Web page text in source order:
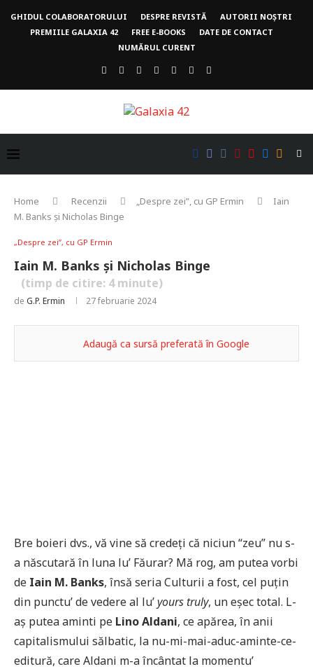
GHIDUL COLABORATORULUI DESPRE REVISTĂ
AUTORII NOȘTRI
PREMIILE GALAXIA 42
FREE E-BOOKS
DATE DE CONTACT
NUMĂRUL CURENT
Home Recenzii „Despre zei”, cu GP Ermin
Iain
M. Banks și Nicholas Binge
„Despre zei”, cu GP Ermin
Iain M. Banks și Nicholas Binge
(timp de citire: 4minute)
de G.P. Ermin 27 februarie 2024
Adaugă ca sursă preferată în Google
Bre boieri dvs., vă vine să credeți că niciun “zeu” nu s-
a născutară în luna lu’ Făurar? Mă rog, am putea vorbi
de Iain M. Banks, însă seria Culturii a fost, cel puțin
din punctu’ de vedere al lu’yours truly, un eșec total. L-
aș putea aminti pe Lino Aldani, ce apărea, în anii
capitalismului sălbatic, la nu-mi-mai-aduc-aminte-ce-
editură, care Aldani m-a încântat la momentu’